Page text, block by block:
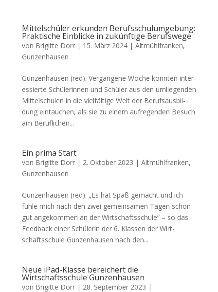
Mittelschüler erkunden Berufsschulumgebung:
Praktische Einblicke in zukünftige Berufswege
von Brigitte Dorr| 15. März 2024| Altmühlfranken,
Gunzenhausen
Gun­zen­hau­sen (red). Ver­gan­ge­ne Woche konn­ten inter­
es­sier­te Schü­le­rin­nen und Schü­ler aus den umlie­gen­den
Mit­tel­schu­len in die viel­fäl­ti­ge Welt der Berufs­aus­bil­
dung ein­tau­chen, als sie zu einem auf­re­gen­den Besuch
am Beruf­li­chen...
Ein prima Start
von Brigitte Dorr| 2. Oktober 2023 | Altmühlfranken,
Gunzenhausen
Gun­zen­hau­sen (red). „Es hat Spaß gemacht und ich
füh­le mich nach den zwei gemein­sa­men Tagen schon
gut ange­kom­men an der Wirt­schafts­schu­le“ – so das
Feed­back einer Schü­le­rin der 6. Klas­sen der Wirt­
schafts­schu­le Gun­zen­hau­sen nach den...
Neue iPad-Klasse bereichert die
Wirtschaftsschule Gunzenhausen
von Brigitte Dorr| 28. September 2023 |